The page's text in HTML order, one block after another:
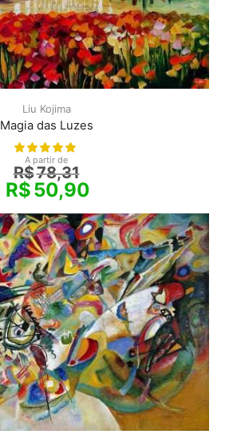
Liu Kojima
Magia das Luzes
A partir de
R$78,31
R$50,90